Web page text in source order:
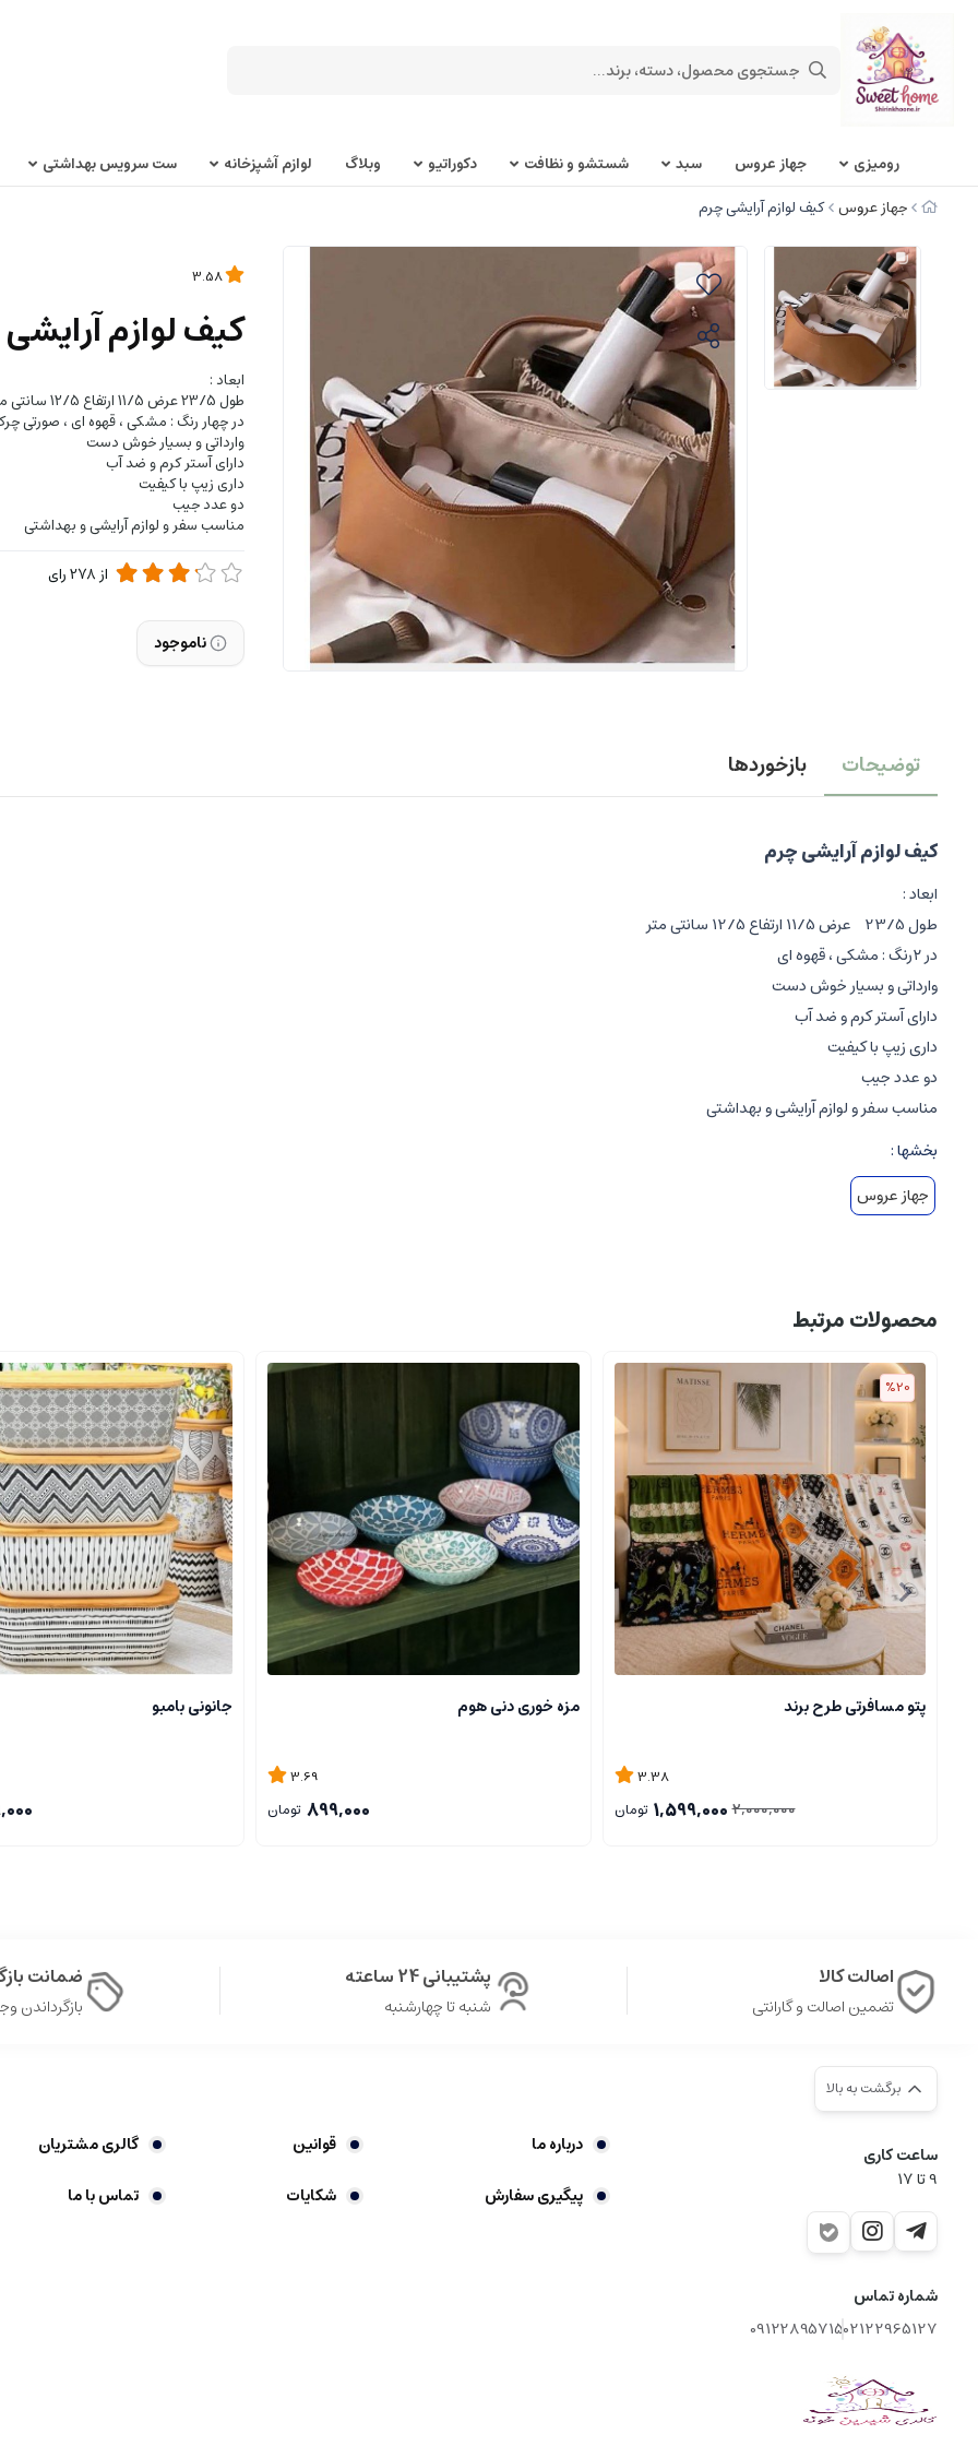
روميزی جهاز عروس سبد شستشو و نظافت دکوراتیو وبلاگ لوازم آشپزخانه ست سرویس بهداشتی
جهاز عروس کیف لوازم آرایشی چرم
کیف لوازم
ابعاد :
طول 23/5 عرض 11/5 ارتفاع 12/5 سانتی متر
در چهار رنگ : مشکی ، قهوه ای ، صورتی
وارداتی و بسیار خوش دست
دارای آستر کرم و ضد آب
داری زیپ با کیفیت
دو عدد جیب
مناسب سفر و لوازم آرایشی و بهداشتی
از278رای
ناموجود
توضیحات بازخوردها
کیف لوازم آرایشی چرم
ابعاد :
طول 23/5 عرض 11/5 ارتفاع 12/5 سانتی متر
در ۲رنگ : مشکی ، قهوه ای
وارداتی و بسیار خوش دست
دارای آستر کرم و ضد آب
داری زیپ با کیفیت
دو عدد جیب
مناسب سفر و لوازم آرایشی و بهداشتی
بخشها :
جهاز عروس
محصولات مرتبط
%20
پتو مسافرتی طرح برند
3.38
2,000,000
1,599,000 تومان
مزه خوری دنی هوم
3.69
899,000 تومان
جانونی بامبو
اصالت کالا
تضمین اصالت و گارانتی
پشتیبانی 24 ساعته
شنبه تا چهارشنبه
ضمانت
بازگرداندن وجه
برگشت به بالا
ساعت کاری
9‌ تا ۱۷
شماره تماس
02122965127
09122895715
درباره ما قوانین
گالری مشتریان
پیگیری سفارش
شکایات تماس با ما